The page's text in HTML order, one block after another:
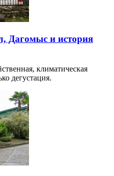
Дагомыс и история
климатическая
дегустация.